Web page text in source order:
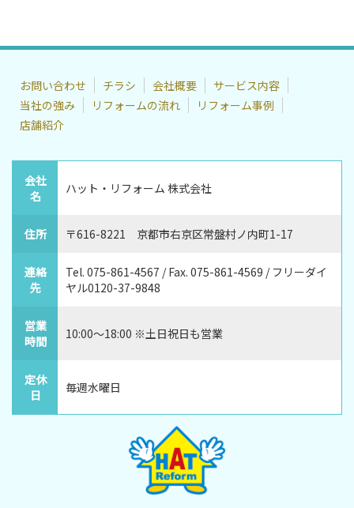
お問い合わせ チラシ 会社概要
サービス内容
当社の強み
リフォームの流れ
リフォーム事例
店舗紹介
会社
名
ハット・リフォーム 株式会社
住所 〒616-8221 京都市右京区常盤村ノ内町1-17
連絡
先
Tel. 075-861-4567 / Fax. 075-861-4569 / フリーダイ
ヤル0120-37-9848
営業
時間
10:00～18:00 ※土日祝日も営業
定休
日
毎週水曜日